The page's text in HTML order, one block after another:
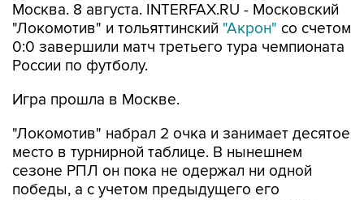
Москва. 8 августа. INTERFAX.RU - Московский
"Локомотив" и тольяттинский "Акрон" со счетом
0:0 завершили матч третьего тура чемпионата
России по футболу.
Игра прошла в Москве.
"Локомотив" набрал 2 очка и занимает десятое
место в турнирной таблице. В нынешнем
сезоне РПЛ он пока не одержал ни одной
победы, а с учетом предыдущего его